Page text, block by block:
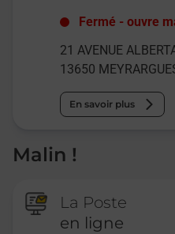
Fermé -ouvre
21 AVENUE
13650
En savoir plus
Malin !
La Poste
en ligne